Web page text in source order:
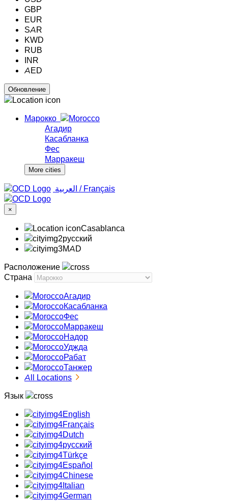
GBP
EUR
SAR
KWD
RUB
INR
AED
Марокко
Агадир
Касабланка
Фес
Марракеш
More cities
‏العربية ‏ / Français
×
Casablanca
русский
MAD
Расположение
Страна
Агадир
Касабланка
Фес
Марракеш
Надор
Уджда
Рабат
Танжер
All Locations
Язык
English
Français
Dutch
русский
Türkçe
Español
Chinese
Italian
German